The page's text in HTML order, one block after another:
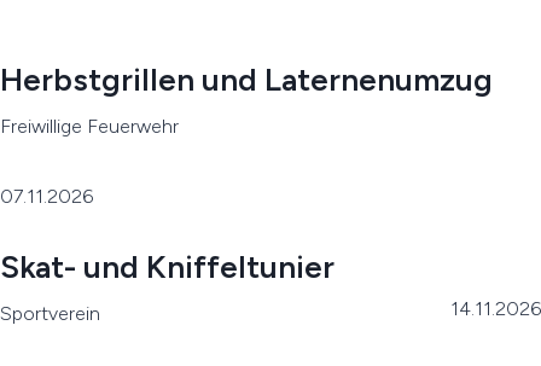
Herbstgrillen und Laternenumzug
Freiwillige Feuerwehr
07.11.2026
Skat- und Kniffeltunier
Sportverein 14.11.2026